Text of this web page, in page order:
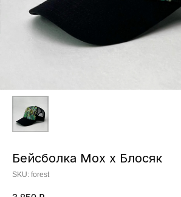
Бейсболка Moх x Блосяк
SKU: forest